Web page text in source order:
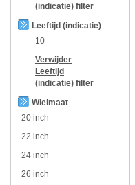
(indicatie) filter
Leeftijd (indicatie)
10
Verwijder
Leeftijd
(indicatie) filter
Wielmaat
20 inch
22 inch
24 inch
26 inch